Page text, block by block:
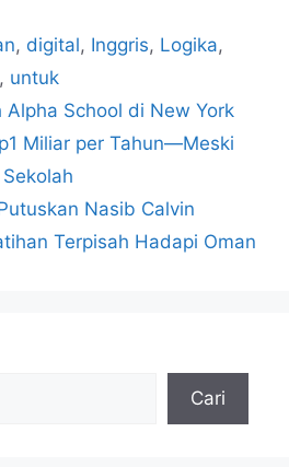
, digital, Inggris, Logika,
, untuk
Alpha School di New York
Miliar per Tahun—Meski
Nasib Calvin
Terpisah Hadapi Oman
Cari